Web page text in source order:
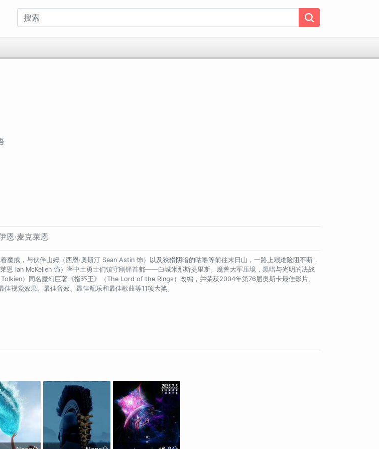
恩·麦克莱恩
戒，与伙伴山姆（西恩·奥斯汀 Sean Astin 饰）以及狡猾阴暗的咕噜等前往末日山，一路上艰难险阻不断，
恩 Ian McKellen 饰）率中土勇士们镇守刚铎首都——白城米那斯提里斯。魔兽大军压境，黑暗与光明的决战
）同名魔幻巨著《指环王》（The Lord of the Rings）改编，并荣获2004年第76届奥斯卡最佳影片、
视觉效果、最佳音效、最佳配乐和最佳歌曲等11项大奖。